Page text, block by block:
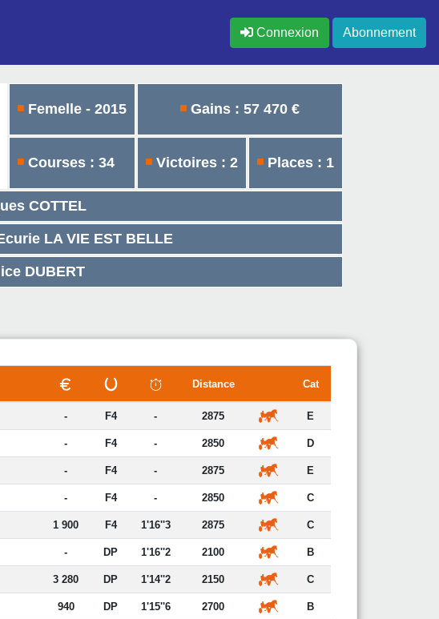
Connexion Abonnement
Femelle - 2015 Gains : 57 470 €
Courses : 34 Victoires : 2 Places : 1
COTTEL
LA VIE EST BELLE
DUBERT
Distance Cat
- F4 - 2875 E
- F4 - 2850 D
- F4 - 2875 E
- F4 - 2850 C
1 900 F4 1'16''3 2875 C
- DP 1'16''2 2100 B
3 280 DP 1'14''2 2150 C
940 DP 1'15''6 2700 B